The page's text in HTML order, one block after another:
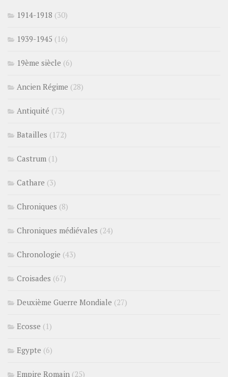
1914-1918 (30)
1939-1945 (16)
19ème siècle (6)
Ancien Régime (28)
Antiquité (73)
Batailles (172)
Castrum (1)
Cathare (3)
Chroniques (8)
Chroniques médiévales (24)
Chronologie (43)
Croisades (67)
Deuxième Guerre Mondiale (27)
Ecosse (1)
Egypte (6)
Empire Romain (25)